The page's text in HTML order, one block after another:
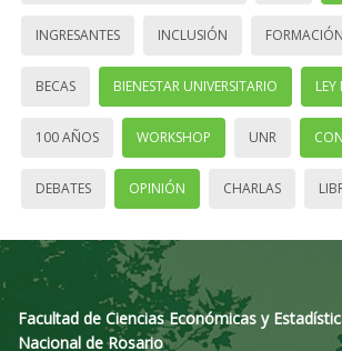
INGRESANTES INCLUSIÓN FORMACIÓN
BECAS BIENESTAR UNIVERSITARIO LEY
100 AÑOS WORKSHOP UNR
DEBATES OPINIÓN CHARLAS
Facultad de Ciencias Económicas y
Nacional de Rosario